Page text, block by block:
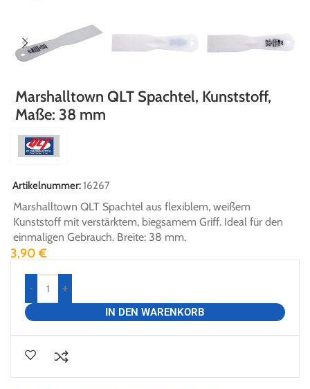
Marshalltown QLT Spachtel, Kunststoff,
Maße: 38 mm
Artikelnummer:16267
Marshalltown QLT Spachtel aus flexiblem, weißem
Kunststoff mit verstärktem, biegsamem Griff. Ideal für den
einmaligen Gebrauch. Breite: 38 mm.
3,90€
-
+
IN DEN WARENKORB